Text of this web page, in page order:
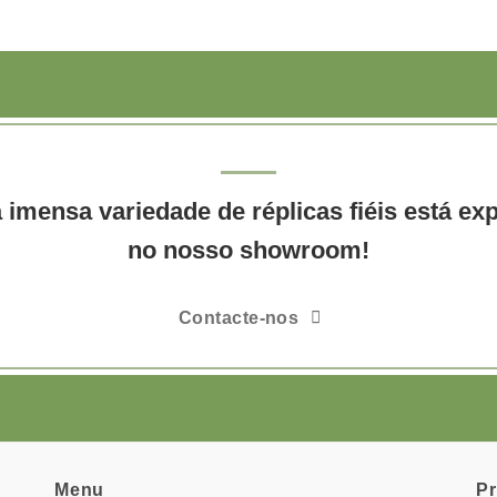
imensa variedade de réplicas fiéis está
no nosso showroom!
Contacte-nos
Menu